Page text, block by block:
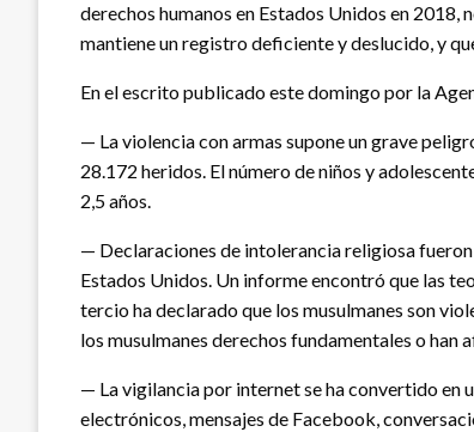
derechos humanos en Estados Unidos en
mantiene un registro deficiente y deslucido, y
En el escrito publicado este domingo por la
— La violencia con armas supone un grave
28.172 heridos. El número de niños y
2,5 años.
— Declaraciones de intolerancia religiosa
Estados Unidos. Un informe encontró que las
tercio ha declarado que los musulmanes son
los musulmanes derechos fundamentales o han
— La vigilancia por internet se ha convertido en
electrónicos, mensajes de Facebook,